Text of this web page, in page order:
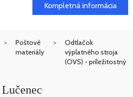
Kompletná informácia
Poštové
materiály
Odtlačok
výplatného stroja
(OVS) - príležitostný